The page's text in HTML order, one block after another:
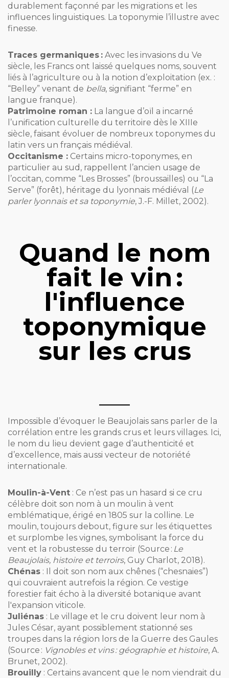
durablement façonné par les migrations et les
influences linguistiques. La toponymie l’illustre avec
finesse.
Traces germaniques : Avec les invasions du Ve
siècle, les Francs ont laissé quelques noms, souvent
liés à l’agriculture ou à la notion d’exploitation (ex. :
“Belley” venant de bella, signifiant “ferme” en
langue franque).
Patrimoine roman : La langue d’oïl a incarné
l’unification culturelle du territoire dès le XIIIe
siècle, faisant évoluer de nombreux toponymes du
latin vers un français médiéval.
Occitanisme : Certains micro-toponymes, en
particulier au sud, rappellent l’ancien usage de
l’occitan, comme “Les Brosses” (broussailles) ou “La
Serve” (forêt), héritage du lyonnais médiéval (Le
parler lyonnais et sa toponymie, J.-F. Millet, 2002).
Quand le nom
fait le vin :
l'influence
toponymique
sur les crus
Impossible d’évoquer le Beaujolais sans parler de la
corrélation entre les grands crus et leurs villages. Ici,
le nom du lieu devient gage d’authenticité et
d’excellence, mais aussi vecteur de notoriété
internationale.
Moulin-à-Vent : Ce n’est pas un hasard si ce cru
célèbre doit son nom à un moulin à vent
emblématique, érigé en 1805 sur la colline. Le
moulin, toujours debout, figure sur les étiquettes
et surplombe les vignes, symbolisant la force du
vent et la robustesse du terroir (Source : Le
Beaujolais, histoire et terroirs, Guy Charlot, 2018).
Chénas : Il doit son nom aux chênes (“chesnaies”)
qui couvraient autrefois la région. Ce vestige
forestier fait écho à la diversité botanique avant
l'expansion viticole.
Juliénas : Le village et le cru doivent leur nom à
Jules César, ayant possiblement stationné ses
troupes dans la région lors de la Guerre des Gaules
(Source : Vignobles et vins : géographie et histoire, A.
Brunet, 2002).
Brouilly : Certains avancent que le nom viendrait du